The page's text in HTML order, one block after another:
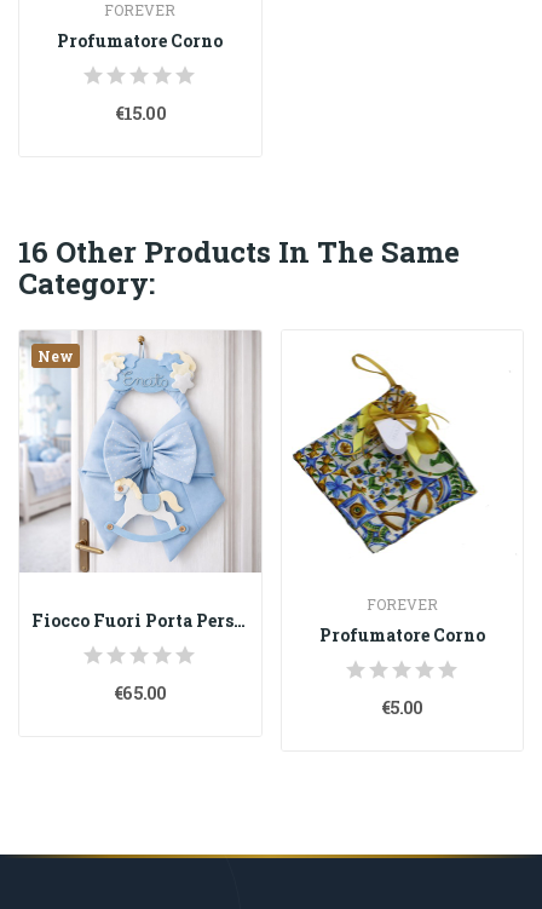
FOREVER
Profumatore Corno
€15.00
16 Other Products In The Same
Category:
New
Fiocco Fuori Porta Personalizzabile in Cotone...
€65.00
FOREVER
Profumatore Corno
€5.00